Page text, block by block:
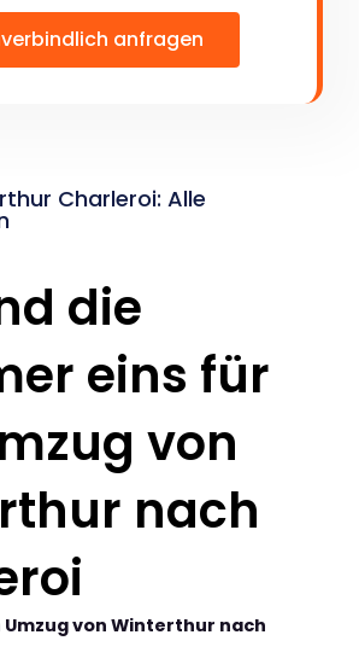
anfragen
Charleroi: Alle
die
eins für
von
nach
von Winterthur nach